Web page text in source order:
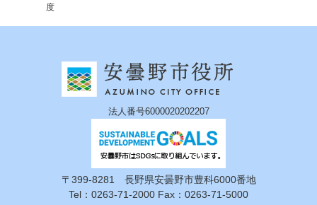
度
法人番号6000020202207
〒399-8281 長野県安曇野市豊科6000番地
Tel：0263-71-2000 Fax：0263-71-5000